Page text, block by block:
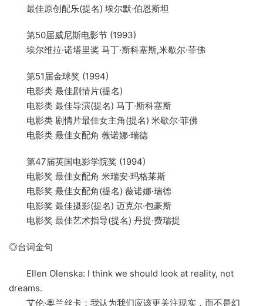
最佳原创配乐(提名) 埃尔默·伯恩斯坦
第50届威尼斯电影节 (1993)
埃尔维拉·诺塔里奖 马丁·斯科塞斯,米歇尔·菲佛
第51届金球奖 (1994)
电影类 最佳剧情片(提名)
电影类 最佳导演(提名) 马丁·斯科塞斯
电影类 剧情片最佳女主角(提名) 米歇尔·菲佛
电影类 最佳女配角 薇诺娜·瑞德
第47届英国电影学院奖 (1994)
电影奖 最佳女配角 米瑞安·玛格莱斯
电影奖 最佳女配角(提名) 薇诺娜·瑞德
电影奖 最佳摄影(提名) 迈克尔·包豪斯
电影奖 最佳艺术指导(提名) 丹提·费瑞提
◎台词金句
Ellen Olenska: I think we should look at reality, not
dreams.
艾伦·奥兰丝卡：我认为我们应该更关注现实，而不是幻